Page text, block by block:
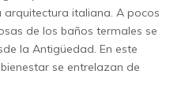
italiana. A pocos
de los baños termales se
la Antigüedad. En este
se entrelazan de